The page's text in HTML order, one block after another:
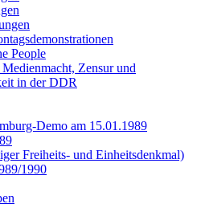
People
Zensur und
in der DDR
Demo am 15.01.1989
Freiheits- und Einheitsdenkmal)
1990